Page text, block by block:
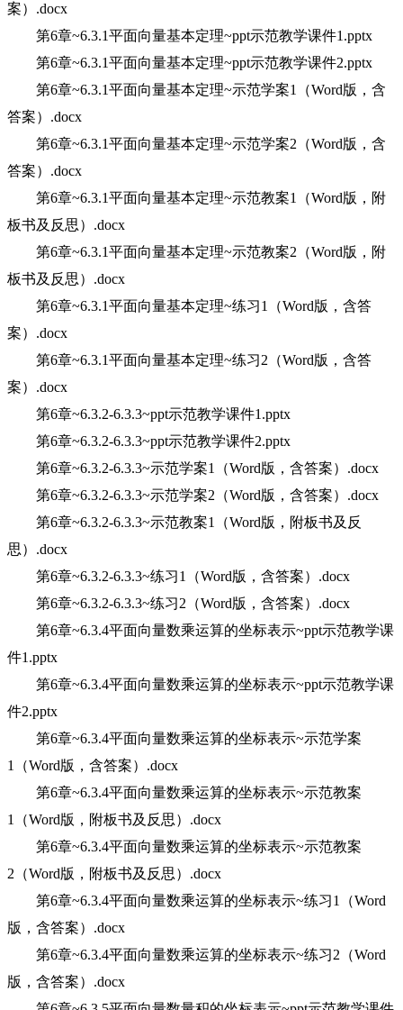
案）.docx
第6章~6.3.1平面向量基本定理~ppt示范教学课件1.pptx
第6章~6.3.1平面向量基本定理~ppt示范教学课件2.pptx
第6章~6.3.1平面向量基本定理~示范学案1（Word版，含
答案）.docx
第6章~6.3.1平面向量基本定理~示范学案2（Word版，含
答案）.docx
第6章~6.3.1平面向量基本定理~示范教案1（Word版，附
板书及反思）.docx
第6章~6.3.1平面向量基本定理~示范教案2（Word版，附
板书及反思）.docx
第6章~6.3.1平面向量基本定理~练习1（Word版，含答
案）.docx
第6章~6.3.1平面向量基本定理~练习2（Word版，含答
案）.docx
第6章~6.3.2-6.3.3~ppt示范教学课件1.pptx
第6章~6.3.2-6.3.3~ppt示范教学课件2.pptx
第6章~6.3.2-6.3.3~示范学案1（Word版，含答案）.docx
第6章~6.3.2-6.3.3~示范学案2（Word版，含答案）.docx
第6章~6.3.2-6.3.3~示范教案1（Word版，附板书及反
思）.docx
第6章~6.3.2-6.3.3~练习1（Word版，含答案）.docx
第6章~6.3.2-6.3.3~练习2（Word版，含答案）.docx
第6章~6.3.4平面向量数乘运算的坐标表示~ppt示范教学课
件1.pptx
第6章~6.3.4平面向量数乘运算的坐标表示~ppt示范教学课
件2.pptx
第6章~6.3.4平面向量数乘运算的坐标表示~示范学案
1（Word版，含答案）.docx
第6章~6.3.4平面向量数乘运算的坐标表示~示范教案
1（Word版，附板书及反思）.docx
第6章~6.3.4平面向量数乘运算的坐标表示~示范教案
2（Word版，附板书及反思）.docx
第6章~6.3.4平面向量数乘运算的坐标表示~练习1（Word
版，含答案）.docx
第6章~6.3.4平面向量数乘运算的坐标表示~练习2（Word
版，含答案）.docx